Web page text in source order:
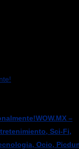
WOW.MX –
Sci-Fi,
Ocio,